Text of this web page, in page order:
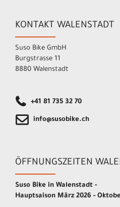
KONTAKT WALENSTADT
Suso Bike GmbH
Burgstrasse 11
8880 Walenstadt
+41 81 735 32 70
info@susobike.ch
ÖFFNUNGSZEITEN
Suso Bike in Walenstadt -
Hauptsaison März 2026 -